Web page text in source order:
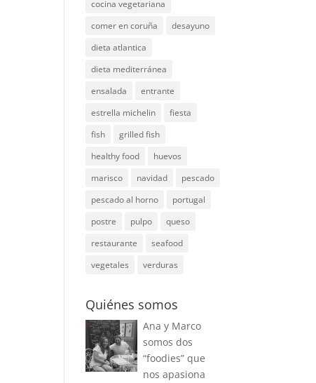
cocina vegetariana
comer en coruña
desayuno
dieta atlantica
dieta mediterránea
ensalada
entrante
estrella michelin
fiesta
fish
grilled fish
healthy food
huevos
marisco
navidad
pescado
pescado al horno
portugal
postre
pulpo
queso
restaurante
seafood
vegetales
verduras
Quiénes somos
Ana y Marco
somos dos
“foodies” que
nos apasiona